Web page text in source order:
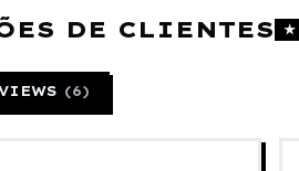
DE CLIENTES ★
(6)